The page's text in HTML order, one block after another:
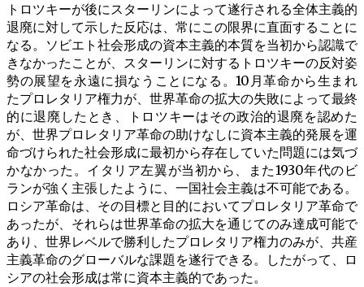
トロツキーが後にスターリンによって遂行される全体主義的
退廃に対して示した反応は、常にこの限界に直面することに
なる。ソビエト社会形成の資本主義的本質を当初から認識で
きなかったことが、スターリンに対するトロツキーの反対姿
勢の展望を永遠に損なうことになる。10月革命から生まれ
たプロレタリア権力が、世界革命の拡大の失敗によって最終
的に退廃したとき、トロツキーはその政治的退廃を認めた
が、世界プロレタリア革命の助けなしに資本主義的発展を運
命づけられた社会形成に最初から存在していた問題には気づ
かなかった。イタリア左翼が当初から、また1930年代のビ
ランが強く主張したように、一国社会主義は不可能である。
ロシア革命は、その目標と目的においてプロレタリア革命で
あったが、それらは世界革命の拡大を通じてのみ達成可能で
あり、世界レベルで勝利したプロレタリア権力のみが、共産
主義革命のグローバルな課題を遂行できる。したがって、ロ
シアの社会形成は常に資本主義的であった。